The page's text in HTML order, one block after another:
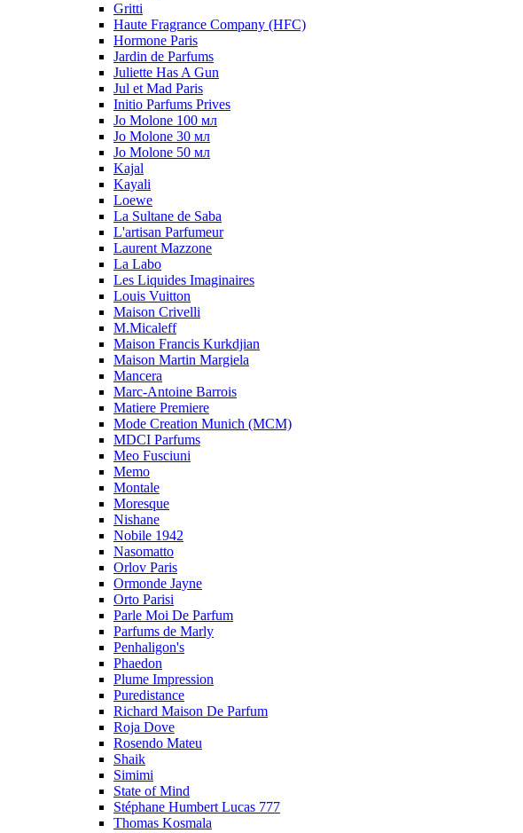
Gritti
Haute Fragrance Company (HFC)
Hormone Paris
Jardin de Parfums
Juliette Has A Gun
Jul et Mad Paris
Initio Parfums Prives
Jo Molone 100 мл
Jo Molone 30 мл
Jo Molone 50 мл
Kajal
Kayali
Loewe
La Sultane de Saba
L'artisan Parfumeur
Laurent Mazzone
La Labo
Les Liquides Imaginaires
Louis Vuitton
Maison Crivelli
M.Micaleff
Maison Francis Kurkdjian
Maison Martin Margiela
Mancera
Marc-Antoine Barrois
Matiere Premiere
Mode Creation Munich (MCM)
MDCI Parfums
Meo Fusciuni
Memo
Montale
Moresque
Nishane
Nobile 1942
Nasomatto
Orlov Paris
Ormonde Jayne
Orto Parisi
Parle Moi De Parfum
Parfums de Marly
Penhaligon's
Phaedon
Plume Impression
Puredistance
Richard Maison De Parfum
Roja Dove
Rosendo Mateu
Shaik
Simimi
State of Mind
Stéphane Humbert Lucas 777
Thomas Kosmala